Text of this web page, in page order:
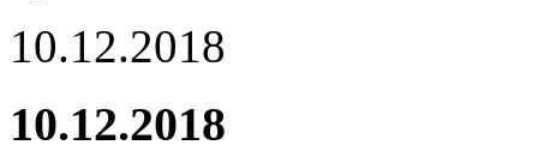
10.12.2018
10.12.2018